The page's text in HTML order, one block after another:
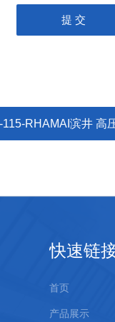
115-RHAMAI滨井 高
快速链
首页
产品展示